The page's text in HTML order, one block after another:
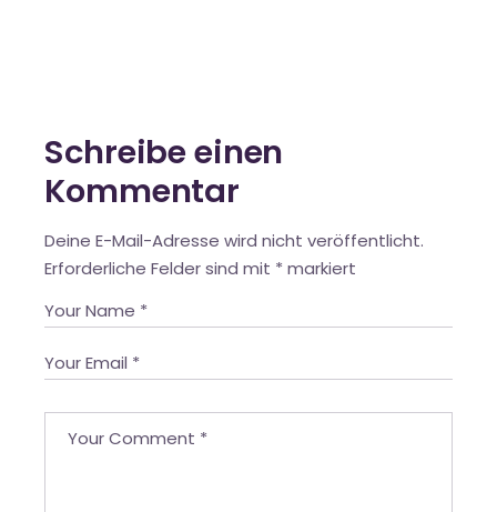
Schreibe einen
Kommentar
Deine E-Mail-Adresse wird nicht veröffentlicht.
Erforderliche Felder sind mit * markiert